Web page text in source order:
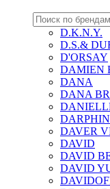
D.K.N.Y.
D.S.&
D'ORSAY
DAMIEN
DANA
DANA
DARPHIN
DAVER
DAVID
DAVID
DAVID